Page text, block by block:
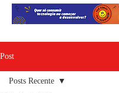
Post
Posts Recente